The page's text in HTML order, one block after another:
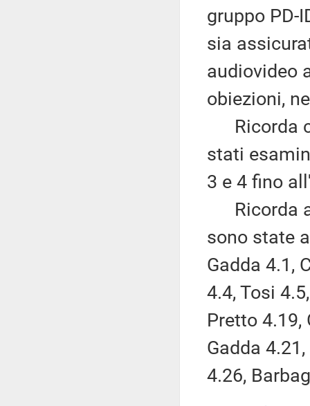
gruppo PD-
sia
audiovideo
obiezioni,
Ricorda
stati
3 e 4 fino
Ricorda
sono state
Gadda 4.1,
4.4, Tosi
Pretto 4.19,
Gadda
4.26,